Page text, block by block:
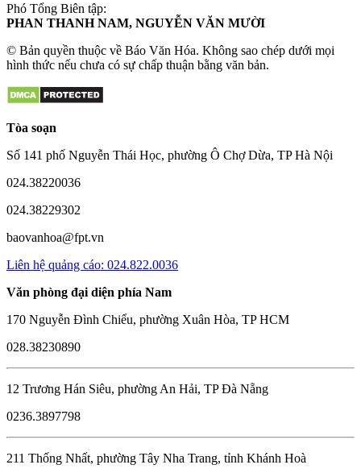
Phó Tổng Biên tập:
PHAN THANH NAM, NGUYỄN VĂN MƯỜI
© Bản quyền thuộc về Báo Văn Hóa. Không sao chép dưới mọi
hình thức nếu chưa có sự chấp thuận bằng văn bản.
Tòa soạn
Số 141 phố Nguyễn Thái Học, phường Ô Chợ Dừa, TP Hà Nội
024.38220036
024.38229302
baovanhoa@fpt.vn
Liên hệ quảng cáo: 024.822.0036
Văn phòng đại diện phía Nam
170 Nguyễn Đình Chiểu, phường Xuân Hòa, TP HCM
028.38230890
12 Trương Hán Siêu, phường An Hải, TP Đà Nẵng
0236.3897798
211 Thống Nhất, phường Tây Nha Trang, tỉnh Khánh Hoà